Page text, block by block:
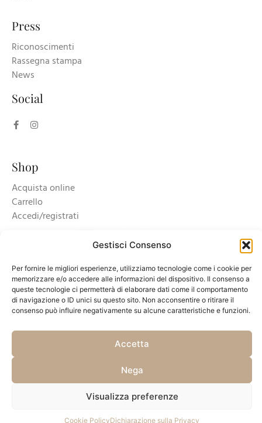
Gestisci Consenso
Per fornire le migliori esperienze, utilizziamo tecnologie come i cookie per
memorizzare e/o accedere alle informazioni del dispositivo. Il consenso a
queste tecnologie ci permetterà di elaborare dati come il comportamento
di navigazione o ID unici su questo sito. Non acconsentire o ritirare il
consenso può influire negativamente su alcune caratteristiche e funzioni.
Accetta
Nega
Visualizza preferenze
Cookie PolicyDichiarazione sulla Privacy
Press
Riconoscimenti
Rassegna stampa
News
Social
Shop
Acquista online
Carrello
Accedi/registrati
Copyright © 2025 Azienda Agricola Accornero & Figli S.S Soc Agricola - P.Iva